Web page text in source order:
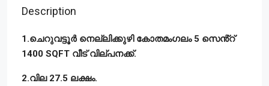
Description
1.ചെറുവട്ടൂർ നെല്ലിക്കുഴി കോതമംഗലം 5 സെൻ്റ്
1400 SQFT വീട് വില്പനക്ക്.
2.വില 27.5 ലക്ഷം.